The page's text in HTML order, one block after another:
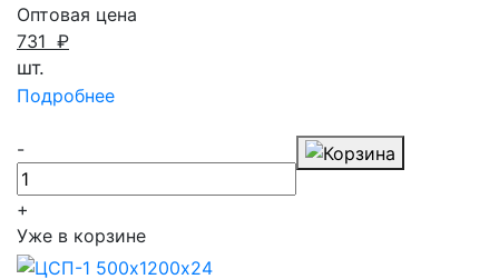
Оптовая цена
731 ₽
шт.
Подробнее
-
+
Уже в корзине